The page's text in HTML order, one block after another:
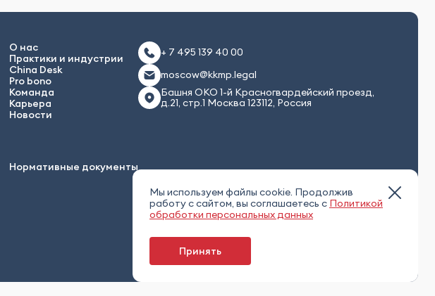
Мы используем файлы cookie. Продолжив
работу с сайтом, вы соглашаетесь с Политикой
обработки персональных данных
Принять
О нас
Практики и индустрии
China Desk
Pro bono
Команда
Карьера
Новости
Нормативные документы
+ 7 495 139 40 00
moscow@kkmp.legal
Башня ОКО 1-й Красногвардейский проезд,
д.21, стр.1 Москва 123112, Россия